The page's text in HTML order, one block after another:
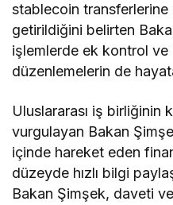
stablecoin transferlerine
getirildiğini belirten
işlemlerde ek kontrol ve
düzenlemelerin de
Uluslararası iş birliğinin
vurgulayan Bakan
içinde hareket eden
düzeyde hızlı bilgi
Bakan Şimşek, daveti